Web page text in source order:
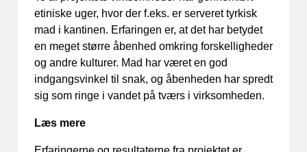
etiniske uger, hvor der f.eks. er serveret tyrkisk
mad i kantinen. Erfaringen er, at det har betydet
en meget større åbenhed omkring forskelligheder
og andre kulturer. Mad har været en god
indgangsvinkel til snak, og åbenheden har spredt
sig som ringe i vandet på tværs i virksomheden.
Læs mere